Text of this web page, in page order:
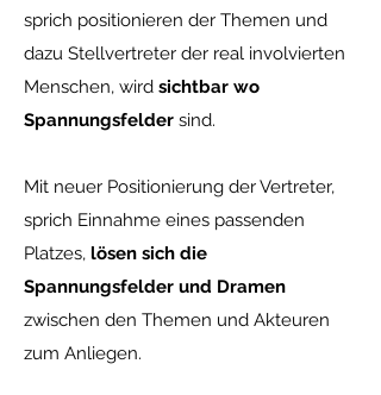
sprich positionieren der Themen und
dazu Stellvertreter der real involvierten
Menschen, wird sichtbar wo
Spannungsfelder sind.
Mit neuer Positionierung der Vertreter,
sprich Einnahme eines passenden
Platzes, lösen sich die
Spannungsfelder und Dramen
zwischen den Themen und Akteuren
zum Anliegen.